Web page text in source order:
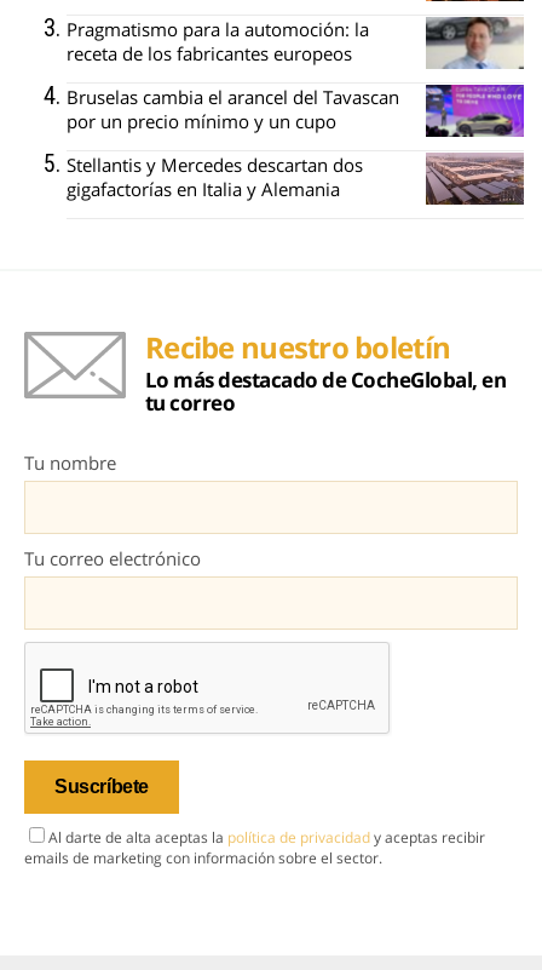
Pragmatismo para la automoción: la
receta de los fabricantes europeos
Bruselas cambia el arancel del Tavascan
por un precio mínimo y un cupo
Stellantis y Mercedes descartan dos
gigafactorías en Italia y Alemania
Recibe nuestro boletín
Lo más destacado de CocheGlobal, en
tu correo
Tu nombre
Tu correo electrónico
Al darte de alta aceptas la política de privacidady aceptas recibir
emails de marketing con información sobre el sector.